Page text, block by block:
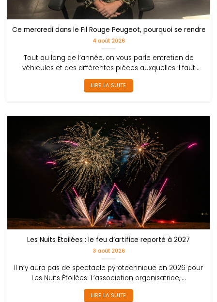
Ce mercredi dans le Fil Rouge Peugeot, pourquoi se rendre
4 août 2026
Tout au long de l’année, on vous parle entretien de
véhicules et des différentes pièces auxquelles il faut
prêter....
LIRE LA SUITE
Les Nuits Étoilées : le feu d’artifice reporté à 2027
3 août 2026
Il n’y aura pas de spectacle pyrotechnique en 2026 pour
Les Nuits Étoilées. L’association organisatrice,....
LIRE LA SUITE